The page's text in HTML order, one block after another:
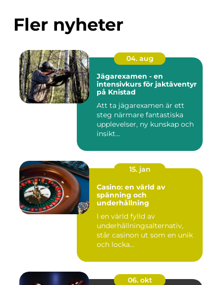
Fler nyheter
04. aug
Jägarexamen - en
intensivkurs för jaktäventyr
på Knistad
Att ta jägarexamen är ett
steg närmare fantastiska
upplevelser, ny kunskap och
insikt...
15. jan
Casino: en värld av
spänning och
underhållning
I en värld fylld av
underhållningsalternativ,
står casinon ut som en unik
och locka...
06. okt